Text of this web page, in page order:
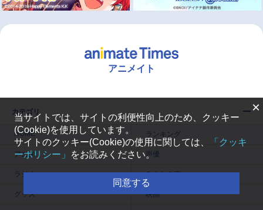
アニメイト
カテゴリ
HOME ランキング
アニメ 声優
ラジオ みんなの声
グッズ 映画
×
当サイトでは、サイトの利便性向上のため、クッキー
(Cookie)を使用しています。
サイトのクッキー(Cookie)の使用に関しては、
「クッキ
ーポリシー」
をお読みください。
同意する